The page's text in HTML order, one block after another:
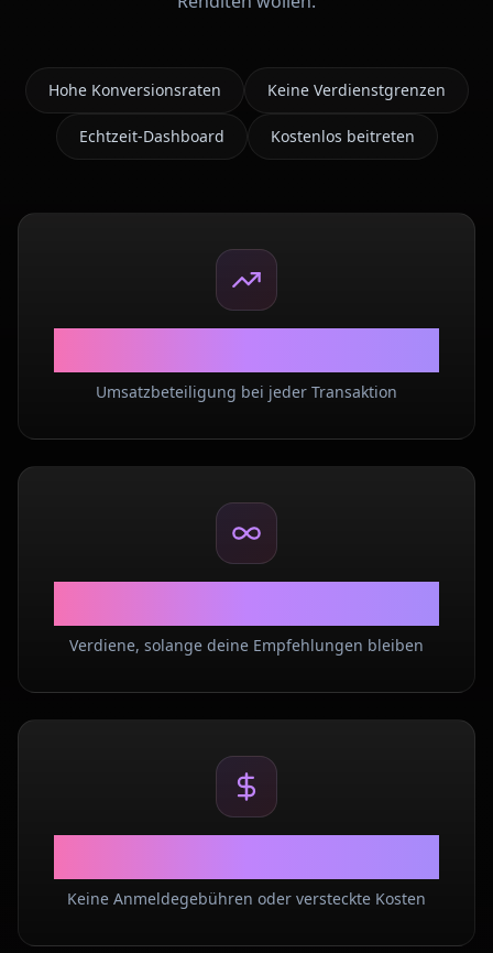
Hohe Konversionsraten Keine Verdienstgrenzen
Echtzeit-Dashboard Kostenlos beitreten
Umsatzbeteiligung bei jeder Transaktion
Verdiene, solange deine Empfehlungen bleiben
Keine Anmeldegebühren oder versteckte Kosten